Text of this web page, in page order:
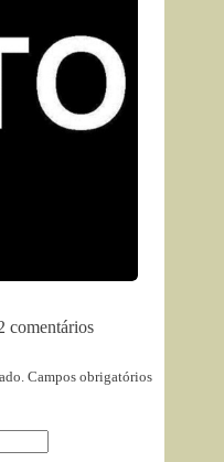
comentários
Campos obrigatórios